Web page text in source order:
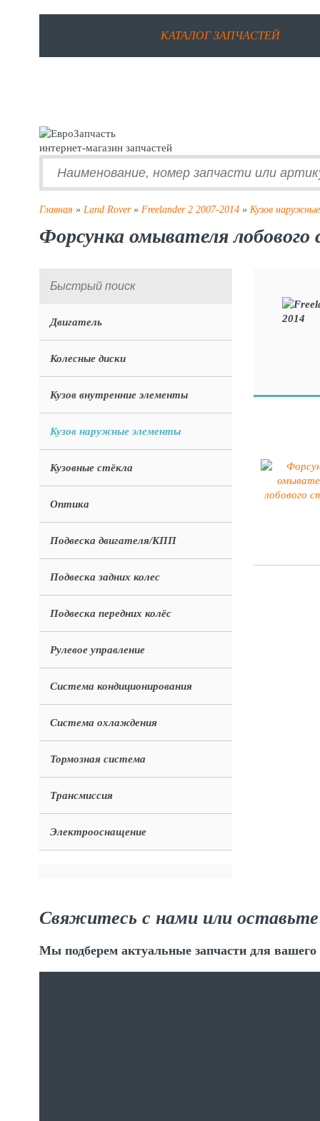
КАТАЛОГ ЗАПЧАСТЕЙ
интернет-магазин запчастей
Главная » Land Rover» Freelander 2 2007-2014 » Кузов
Форсунка омывателя лобового
Двигатель
Колесные диски
Кузов внутренние элементы
Кузов наружные элементы
Кузовные стёкла
Оптика
Подвеска двигателя/КПП
Подвеска задних колес
Подвеска передних колёс
Рулевое управление
Система кондиционирования
Система охлаждения
Тормозная система
Трансмиссия
Электрооснащение
Свяжитесь с нами или оставьте
Мы подберем актуальные запчасти для вашего